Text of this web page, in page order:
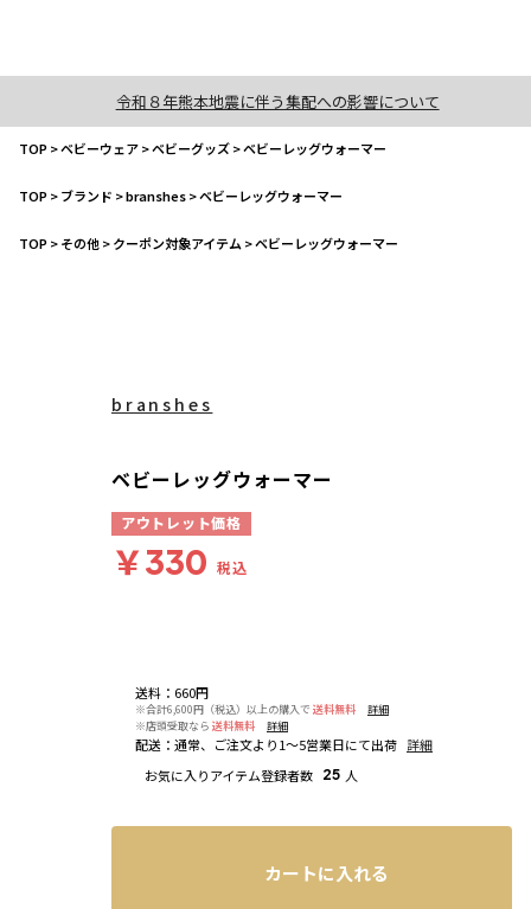
令和８年熊本地震に伴う集配への影響について
TOP>ベビーウェア>ベビーグッズ>ベビーレッグウォーマー
TOP>ブランド >branshes>ベビーレッグウォーマー
TOP>その他>クーポン対象アイテム >ベビーレッグウォーマー
送料 ： 660円
※合計6,600円（税込）以上の購入で 送料無料
詳細
※店頭受取なら 送料無料 詳細
配送 ： 通常、ご注文より1～5営業日にて出荷 詳細
お気に入りアイテム登録者数 25 人
branshes
ベビーレッグウォーマー
アウトレット価格
￥330 税込
カートに入れる